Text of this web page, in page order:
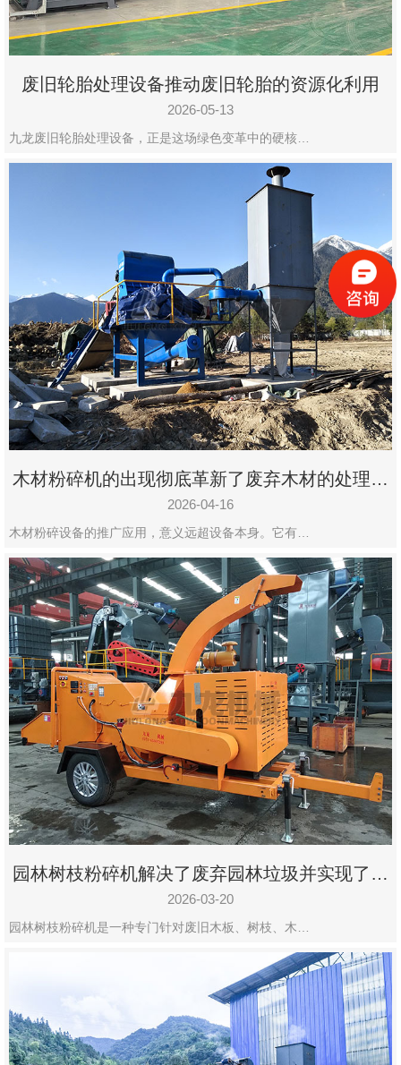
废旧轮胎处理设备推动废旧轮胎的资源化利用
2026-05-13
九龙废旧轮胎处理设备，正是这场绿色变革中的硬核…
木材粉碎机的出现彻底革新了废弃木材的处理模
式
2026-04-16
木材粉碎设备的推广应用，意义远超设备本身。它有…
园林树枝粉碎机解决了废弃园林垃圾并实现了再
利用
2026-03-20
园林树枝粉碎机是一种专门针对废旧木板、树枝、木…